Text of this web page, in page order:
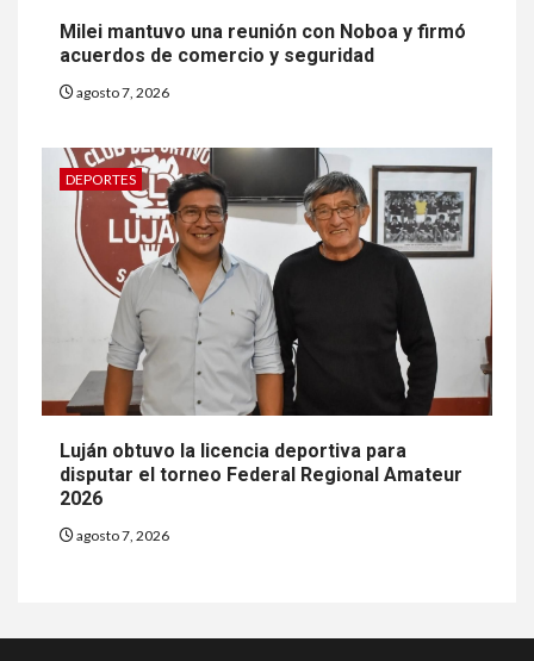
Milei mantuvo una reunión con Noboa y firmó
acuerdos de comercio y seguridad
agosto 7, 2026
DEPORTES
Luján obtuvo la licencia deportiva para
disputar el torneo Federal Regional Amateur
2026
agosto 7, 2026